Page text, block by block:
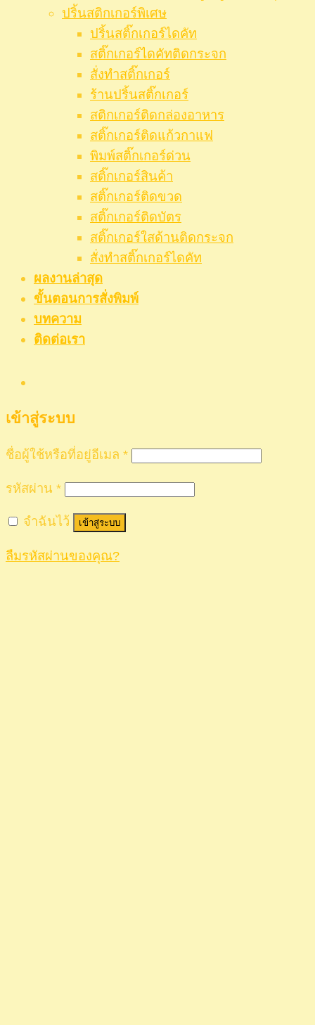
ปริ้นสติกเกอร์พิเศษ
ปริ้นสติ๊กเกอร์ไดคัท
สติ๊กเกอร์ไดคัทติดกระจก
สั่งทำสติ๊กเกอร์
ร้านปริ้นสติ๊กเกอร์
สติกเกอร์ติดกล่องอาหาร
สติ๊กเกอร์ติดแก้วกาแฟ
พิมพ์สติ๊กเกอร์ด่วน
สติ๊กเกอร์สินค้า
สติ๊กเกอร์ติดขวด
สติ๊กเกอร์ติดบัตร
สติ๊กเกอร์ใสด้านติดกระจก
สั่งทําสติ๊กเกอร์ไดคัท
ผลงานล่าสุด
ขั้นตอนการสั่งพิมพ์
บทความ
ติดต่อเรา
เข้าสู่ระบบ
ชื่อผู้ใช้หรือที่อยู่อีเมล *
รหัสผ่าน *
จำฉันไว้ เข้าสู่ระบบ
ลืมรหัสผ่านของคุณ?